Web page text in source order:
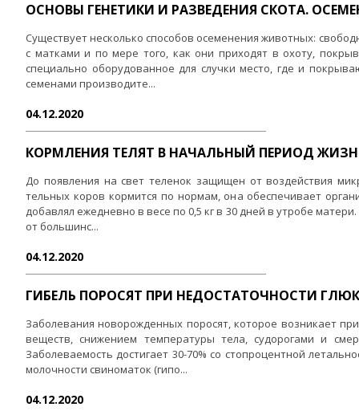
ОСНОВЫ ГЕНЕТИКИ И РАЗВЕДЕНИЯ СКОТА.
Существует несколько способов осеменения животных:
с матками и по мере того, как они приходят в охоту,
специально оборудованное для случки место, где и
семенами производите...
04.12.2020
КОРМЛЕНИЯ ТЕЛЯТ В НАЧАЛЬНЫЙ ПЕРИОД
До появления на свет теленок защищен от воздействия
тельных коров кормится по нормам, она обеспечивает
добавлял ежедневно в весе по 0,5 кг в 30 дней в утробе
от большинс...
04.12.2020
ГИБЕЛЬ ПОРОСЯТ ПРИ НЕДОСТАТОЧНОСТИ
Заболевания новорожденных поросят, которое возникает
веществ, снижением температуры тела, судорогами и
Заболеваемость достигает 30-70% со стопроцентной
молочности свиноматок (гипо...
04.12.2020